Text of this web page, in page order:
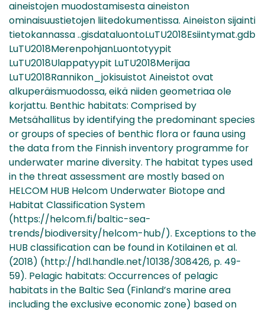
aineistojen muodostamisesta aineiston
ominaisuustietojen liitedokumentissa. Aineiston sijainti
tietokannassa ..gisdataluontoLuTU2018Esiintymat.gdb
LuTU2018MerenpohjanLuontotyypit
LuTU2018Ulappatyypit LuTU2018Merijaa
LuTU2018Rannikon_jokisuistot Aineistot ovat
alkuperäismuodossa, eikä niiden geometriaa ole
korjattu. Benthic habitats: Comprised by
Metsähallitus by identifying the predominant species
or groups of species of benthic flora or fauna using
the data from the Finnish inventory programme for
underwater marine diversity. The habitat types used
in the threat assessment are mostly based on
HELCOM HUB Helcom Underwater Biotope and
Habitat Classification System
(https://helcom.fi/baltic-sea-
trends/biodiversity/helcom-hub/). Exceptions to the
HUB classification can be found in Kotilainen et al.
(2018) (http://hdl.handle.net/10138/308426, p. 49-
59). Pelagic habitats: Occurrences of pelagic
habitats in the Baltic Sea (Finland’s marine area
including the exclusive economic zone) based on